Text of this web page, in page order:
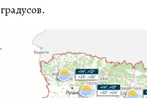
градусов.